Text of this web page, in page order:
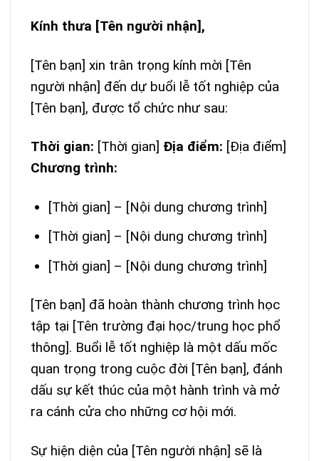
Kính thưa [Tên người nhận],
[Tên bạn] xin trân trọng kính mời [Tên
người nhận] đến dự buổi lễ tốt nghiệp của
[Tên bạn], được tổ chức như sau:
Thời gian: [Thời gian] Địa điểm: [Địa điểm]
Chương trình:
[Thời gian] – [Nội dung chương trình]
[Thời gian] – [Nội dung chương trình]
[Thời gian] – [Nội dung chương trình]
[Tên bạn] đã hoàn thành chương trình học
tập tại [Tên trường đại học/trung học phổ
thông]. Buổi lễ tốt nghiệp là một dấu mốc
quan trọng trong cuộc đời [Tên bạn], đánh
dấu sự kết thúc của một hành trình và mở
ra cánh cửa cho những cơ hội mới.
Sự hiện diện của [Tên người nhận] sẽ là